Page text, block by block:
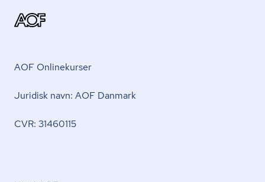
AOF Onlinekurser
Juridisk navn: AOF Danmark
CVR: 31460115